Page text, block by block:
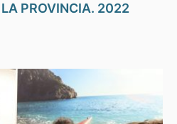
PROVINCIA. 2022